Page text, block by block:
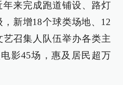
来完成跑道铺设、路灯
新增18个球类场地、12
召集人队伍举办各类主
影45场，惠及居民超万